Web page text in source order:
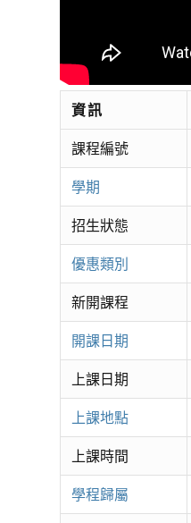
資訊
課程編號
學期
招生狀態
優惠類別
新開課程
開課日期
上課日期
上課地點
上課時間
學程歸屬